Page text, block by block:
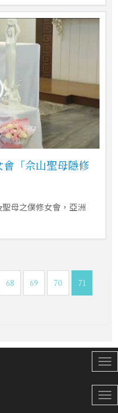
「佘山聖母隱修
母之僕修女會，亞洲
68 69 70 71